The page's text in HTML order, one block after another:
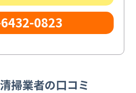
0823
掃業者の口コミ